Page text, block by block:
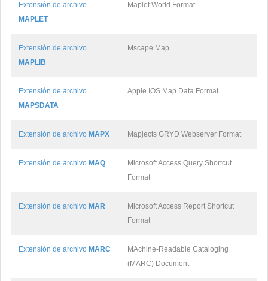
Extensión de archivo
MAPLET
Maplet World Format
Extensión de archivo
MAPLIB
Mscape Map
Extensión de archivo
MAPSDATA
Apple IOS Map Data Format
Extensión de archivo MAPX Mapjects GRYD Webserver Format
Extensión de archivo MAQ
Microsoft Access Query Shortcut
Format
Extensión de archivo MAR
Microsoft Access Report Shortcut
Format
Extensión de archivo MARC
MAchine-Readable Cataloging
(MARC) Document